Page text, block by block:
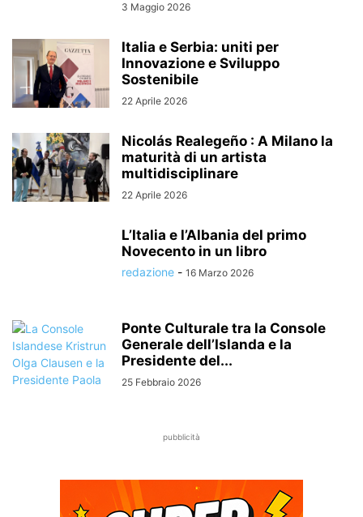
3 Maggio 2026
Italia e Serbia: uniti per
Innovazione e Sviluppo
Sostenibile
22 Aprile 2026
Nicolás Realegeño : A Milano la
maturità di un artista
multidisciplinare
22 Aprile 2026
L’Italia e l’Albania del primo
Novecento in un libro
redazione - 16 Marzo 2026
Ponte Culturale tra la Console
Generale dell’Islanda e la
Presidente del...
25 Febbraio 2026
pubblicità